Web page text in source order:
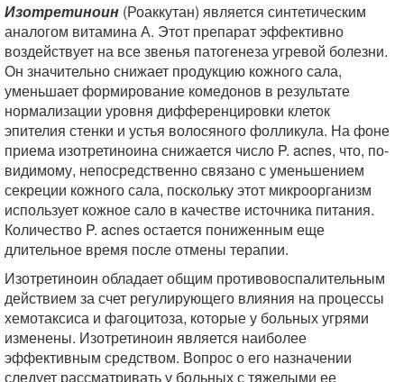
Изотретиноин (Роаккутан) является синтетическим
аналогом витамина А. Этот препарат эффективно
воздействует на все звенья патогенеза угревой болезни.
Он значительно снижает продукцию кожного сала,
уменьшает формирование комедонов в результате
нормализации уровня дифференцировки клеток
эпителия стенки и устья волосяного фолликула. На фоне
приема изотретиноина снижается число P. acnes, что, по-
видимому, непосредственно связано с уменьшением
секреции кожного сала, поскольку этот микроорганизм
использует кожное сало в качестве источника питания.
Количество P. acnes остается пониженным еще
длительное время после отмены терапии.
Изотретиноин обладает общим противовоспалительным
действием за счет регулирующего влияния на процессы
хемотаксиса и фагоцитоза, которые у больных угрями
изменены. Изотретиноин является наиболее
эффективным средством. Вопрос о его назначении
следует рассматривать у больных с тяжелыми ее